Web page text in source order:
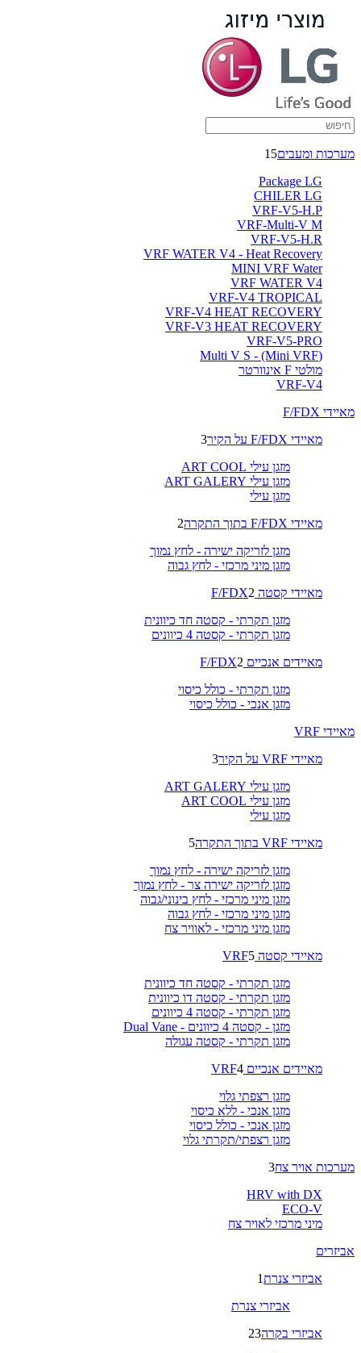
מערכות ומעבים15
Package LG
CHILER LG
VRF-V5-H.P
VRF-Multi-V M
VRF-V5-H.R
VRF WATER V4 - Heat Recovery
MINI VRF Water
VRF WATER V4
VRF-V4 TROPICAL
VRF-V4 HEAT RECOVERY
VRF-V3 HEAT RECOVERY
VRF-V5-PRO
(Multi V S - (Mini VRF
מולטי F אינוורטר
VRF-V4
מאיידי F/FDX
מאיידי F/FDX על הקיר
3
מזגן עילי ART COOL
מזגן עילי ART GALERY
מזגן עילי
מאיידי F/FDX בתוך התקרה
2
מזגן לזריקה ישירה - לחץ נמוך
מזגן מיני מרכזי - לחץ גבוה
מאיידי קסטה F/FDX 2
מזגן תקרתי - קסטה חד כיוונית
מזגן תקרתי - קסטה 4 כיוונים
מאיידים אנכיים F/FDX 2
מזגן תקרתי - כולל כיסוי
מזגן אנכי - כולל כיסוי
מאיידי VRF
מאיידי VRF על הקיר
3
מזגן עילי ART GALERY
מזגן עילי ART COOL
מזגן עילי
מאיידי VRF בתוך התקרה
5
מזגן לזריקה ישירה - לחץ נמוך
מזגן לזריקה ישירה צר - לחץ נמוך
מזגן מיני מרכזי - לחץ בינוני/גבוה
מזגן מיני מרכזי - לחץ גבוה
מזגן מיני מרכזי - לאוויר צח
מאיידי קסטה VRF 5
מזגן תקרתי - קסטה חד כיוונית
מזגן תקרתי - קסטה דו כיוונית
מזגן תקרתי - קסטה 4 כיוונים
מזגן - קסטה 4 כיוונים - Dual Vane
מזגן תקרתי - קסטה עגולה
מאיידים אנכיים VRF 4
מזגן רצפתי גלוי
מזגן אנכי - ללא כיסוי
מזגן אנכי - כולל כיסוי
מזגן רצפתי/תקרתי גלוי
מערכות אויר צח3
HRV with DX
ECO-V
מיני מרכזי לאויר צח
אביזרים
אביזרי צנרת1
אביזרי צנרת
אביזרי בקרה23